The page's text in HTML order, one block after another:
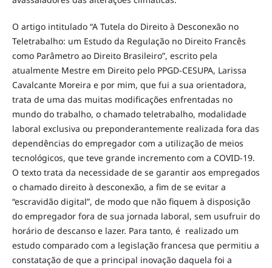
O artigo intitulado “A Tutela do Direito à Desconexão no
Teletrabalho: um Estudo da Regulação no Direito Francês
como Parâmetro ao Direito Brasileiro”, escrito pela
atualmente Mestre em Direito pelo PPGD-CESUPA, Larissa
Cavalcante Moreira e por mim, que fui a sua orientadora,
trata de uma das muitas modificações enfrentadas no
mundo do trabalho, o chamado teletrabalho, modalidade
laboral exclusiva ou preponderantemente realizada fora das
dependências do empregador com a utilização de meios
tecnológicos, que teve grande incremento com a COVID-19.
O texto trata da necessidade de se garantir aos empregados
o chamado direito à desconexão, a fim de se evitar a
“escravidão digital”, de modo que não fiquem à disposição
do empregador fora de sua jornada laboral, sem usufruir do
horário de descanso e lazer. Para tanto, é realizado um
estudo comparado com a legislação francesa que permitiu a
constatação de que a principal inovação daquela foi a